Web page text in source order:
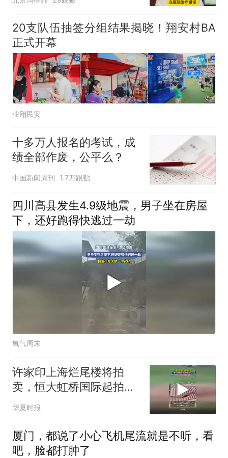
20支队伍抽签分组结果揭晓！翔安村BA
正式开幕
业翔民安
十多万人报名的考试，成
绩全部作废，公平么？
中国新闻周刊 1.7万跟贴
四川高县发生4.9级地震，男子坐在房屋
下，还好跑得快逃过一劫
氧气周末
许家印上海烂尾楼将拍
卖，恒大虹桥国际起拍价
超78亿元
华夏时报
厦门，都说了小心飞机尾流就是不听，看
吧，脸都打肿了